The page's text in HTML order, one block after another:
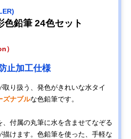
色鉛筆 24色セット
）
止加工仕様
取り扱う、発色がきれいな水タイ
ズナブルな色鉛筆です。
付属の丸筆に水を含ませてなぞる
描けます。色鉛筆を使った、手軽な